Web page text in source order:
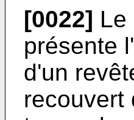
[0022] Le
présente
d'un
recouvert